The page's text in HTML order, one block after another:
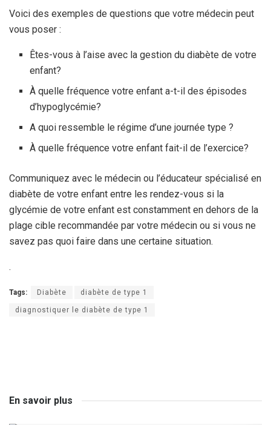
Voici des exemples de questions que votre médecin peut
vous poser :
Êtes-vous à l’aise avec la gestion du diabète de votre
enfant?
À quelle fréquence votre enfant a-t-il des épisodes
d’hypoglycémie?
A quoi ressemble le régime d’une journée type ?
À quelle fréquence votre enfant fait-il de l’exercice?
Communiquez avec le médecin ou l’éducateur spécialisé en
diabète de votre enfant entre les rendez-vous si la
glycémie de votre enfant est constamment en dehors de la
plage cible recommandée par votre médecin ou si vous ne
savez pas quoi faire dans une certaine situation.
.
Tags: Diabète diabète de type 1
diagnostiquer le diabète de type 1
En savoir plus